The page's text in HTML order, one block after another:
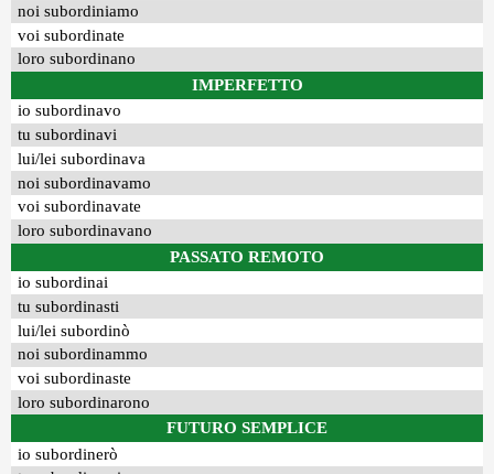
noi subordiniamo
voi subordinate
loro subordinano
IMPERFETTO
io subordinavo
tu subordinavi
lui/lei subordinava
noi subordinavamo
voi subordinavate
loro subordinavano
PASSATO REMOTO
io subordinai
tu subordinasti
lui/lei subordinò
noi subordinammo
voi subordinaste
loro subordinarono
FUTURO SEMPLICE
io subordinerò